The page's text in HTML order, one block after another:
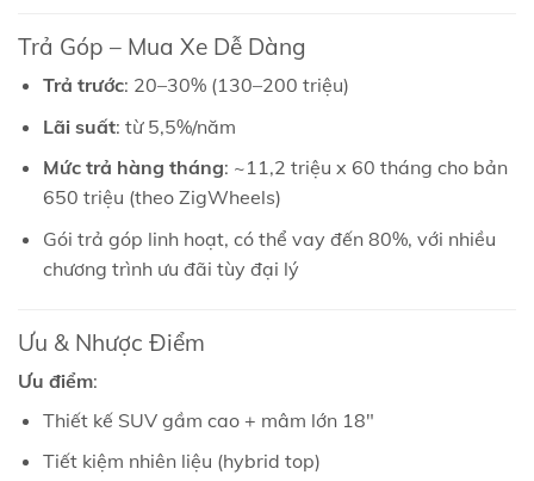
Trả Góp – Mua Xe Dễ Dàng
Trả trước: 20–30% (130–200 triệu)
Lãi suất: từ 5,5%/năm
Mức trả hàng tháng: ~11,2 triệu x 60 tháng cho bản
650 triệu (theo ZigWheels)
Gói trả góp linh hoạt, có thể vay đến 80%, với nhiều
chương trình ưu đãi tùy đại lý
Ưu & Nhược Điểm
Ưu điểm:
Thiết kế SUV gầm cao + mâm lớn 18″
Tiết kiệm nhiên liệu (hybrid top)